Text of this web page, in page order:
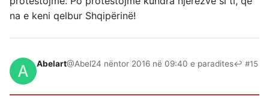
na e keni qelbur Shqipërinë!
Abelart@Abel24 nëntor 2016 në 09:40 e paradites↩ #15